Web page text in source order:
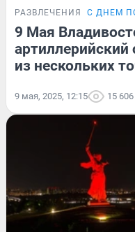
РАЗВЛЕЧЕНИЯ С ДНЕМ
9 Мая
из нескольких
9 мая, 2025, 12:15 15 606